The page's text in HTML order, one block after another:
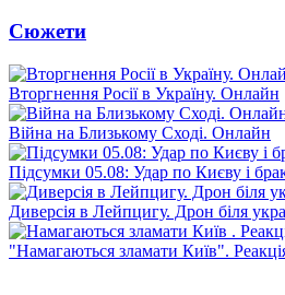
Сюжети
Вторгнення Росії в Україну. Онлайн
Війна на Близькому Сході. Онлайн
Підсумки 05.08: Удар по Києву і
Диверсія в Лейпцигу. Дрон біля
"Намагаються зламати Київ".